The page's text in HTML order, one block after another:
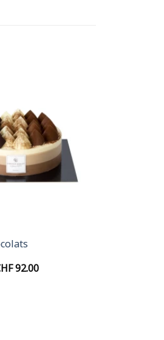
92.00Plage